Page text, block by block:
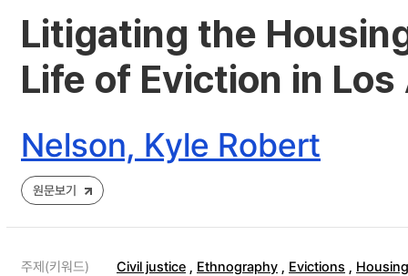
Litigating the
Life of Eviction in
Nelson, Kyle Robert
원문보기
주제(키워드) Civil justice , Ethnography , Evictions , Housing